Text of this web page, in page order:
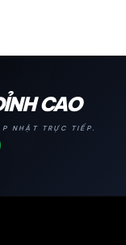
CAO
NHẬT TRỰC TIẾP.